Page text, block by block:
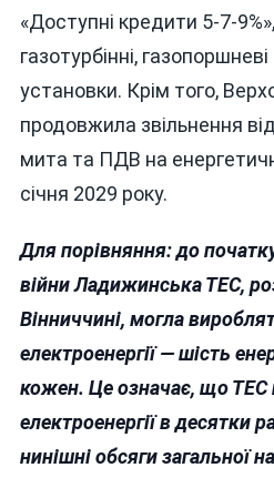
«Доступні кредити 5-7-
газотурбінні, газопоршневі
установки. Крім того,
продовжила звільнення
мита та ПДВ на
січня 2029 року.
Для порівняння: до
війни Ладижинська ТЕС,
Вінниччині, могла
електроенергії — шість
кожен. Це означає, що ТЕС
електроенергії в десятки
нинішні обсяги загальної